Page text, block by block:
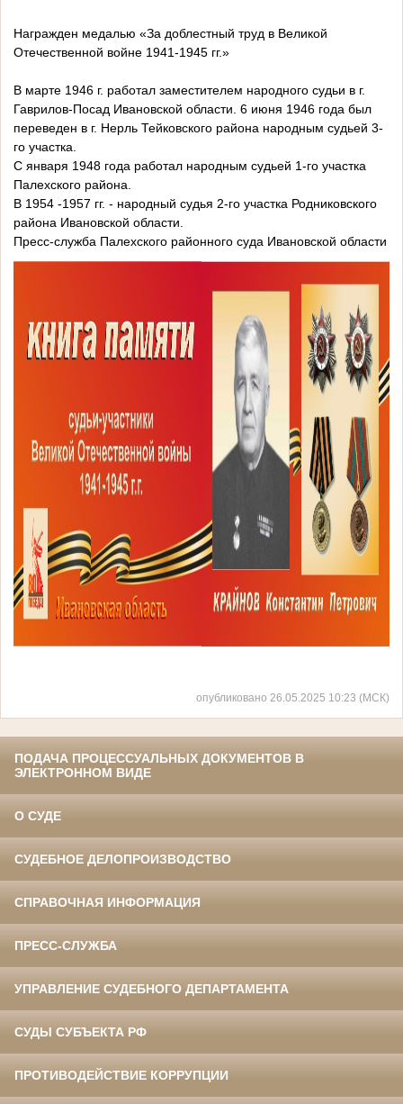
Награжден медалью «За доблестный труд в Великой
Отечественной войне 1941-1945 гг.»
В марте 1946 г. работал заместителем народного судьи в г.
Гаврилов-Посад Ивановской области. 6 июня 1946 года был
переведен в г. Нерль Тейковского района народным судьей 3-
го участка.
С января 1948 года работал народным судьей 1-го участка
Палехского района.
В 1954 -1957 гг. - народный судья 2-го участка Родниковского
района Ивановской области.
Пресс-служба Палехского районного суда Ивановской области
опубликовано 26.05.2025 10:23 (МСК)
ПОДАЧА ПРОЦЕССУАЛЬНЫХ ДОКУМЕНТОВ В
ЭЛЕКТРОННОМ ВИДЕ
О СУДЕ
СУДЕБНОЕ ДЕЛОПРОИЗВОДСТВО
СПРАВОЧНАЯ ИНФОРМАЦИЯ
ПРЕСС-СЛУЖБА
УПРАВЛЕНИЕ СУДЕБНОГО ДЕПАРТАМЕНТА
СУДЫ СУБЪЕКТА РФ
ПРОТИВОДЕЙСТВИЕ КОРРУПЦИИ